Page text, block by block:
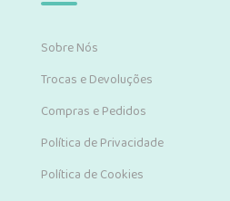
Sobre Nós
Trocas e Devoluções
Compras e Pedidos
Política de Privacidade
Política de Cookies